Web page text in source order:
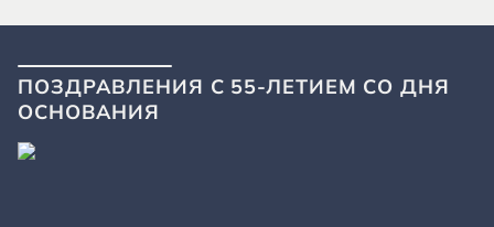
ПОЗДРАВЛЕНИЯ С 55-ЛЕТИЕМ СО ДНЯ
ОСНОВАНИЯ